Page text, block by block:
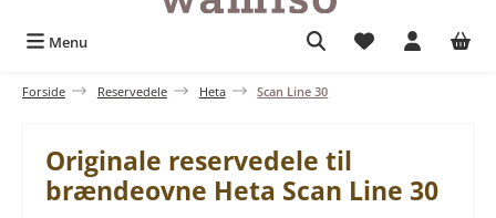
Menu Du har 0
Forside Reservedele Heta Scan Line 30
Originale reservedele til
brændeovne Heta Scan Line 30